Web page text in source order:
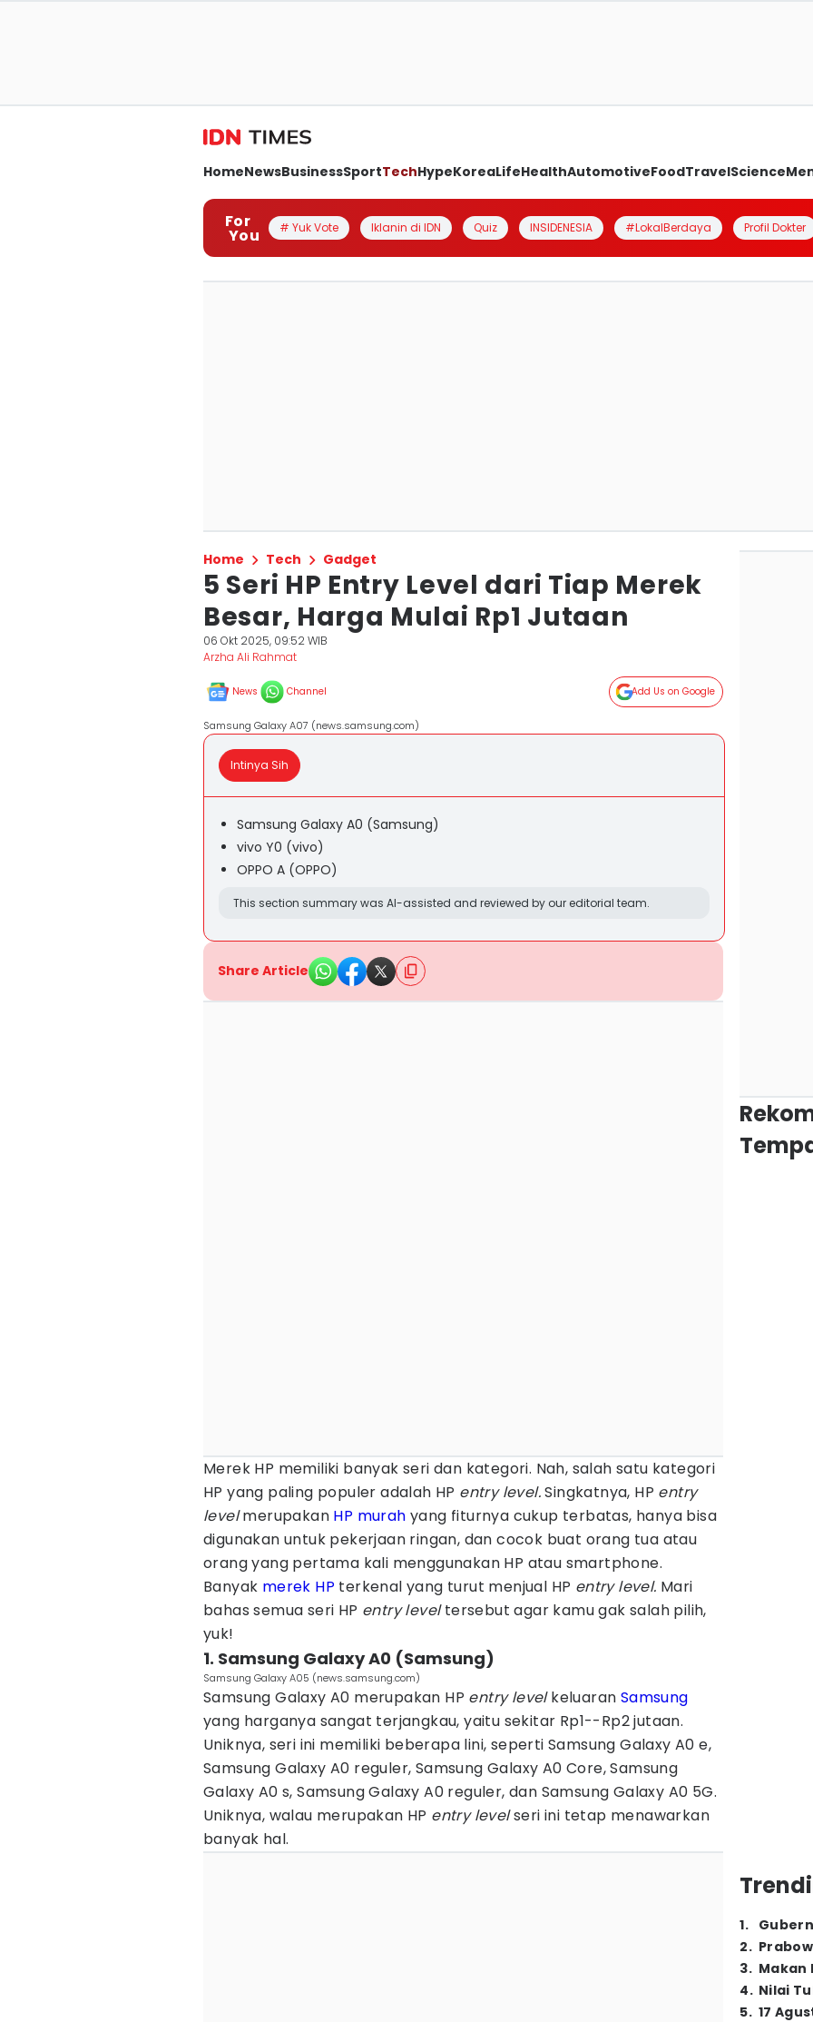
HomeNewsBusinessSportTechHypeKoreaLifeHealthAutomotiveFoodTravelScience
For
You # Yuk Vote Iklanin di IDN Quiz INSIDENESIA #LokalBerdaya Profil Dokter
Home Tech Gadget
5 Seri HP Entry Level dari Tiap Merek
Besar, Harga Mulai Rp1 Jutaan
06 Okt 2025, 09:52 WIB
Arzha Ali Rahmat
News Channel Add Us on Google
Samsung Galaxy A07 (news.samsung.com)
Intinya Sih
Samsung Galaxy A0 (Samsung)
vivo Y0 (vivo)
OPPO A (OPPO)
This section summary was AI-assisted and reviewed by our editorial team.
Share Article
Merek HP memiliki banyak seri dan kategori. Nah, salah satu kategori
HP yang paling populer adalah HP entry level.Singkatnya, HP entry
levelmerupakan HP murah yang fiturnya cukup terbatas, hanya bisa
digunakan untuk pekerjaan ringan, dan cocok buat orang tua atau
orang yang pertama kali menggunakan HP atau smartphone.
Banyak merek HP terkenal yang turut menjual HP entry level. Mari
bahas semua seri HP entry leveltersebut agar kamu gak salah pilih,
yuk!
1. Samsung Galaxy A0 (Samsung)
Samsung Galaxy A05 (news.samsung.com)
Samsung Galaxy A0 merupakan HP entry levelkeluaran Samsung
yang harganya sangat terjangkau, yaitu sekitar Rp1--Rp2 jutaan.
Uniknya, seri ini memiliki beberapa lini, seperti Samsung Galaxy A0 e,
Samsung Galaxy A0 reguler, Samsung Galaxy A0 Core, Samsung
Galaxy A0 s, Samsung Galaxy A0 reguler, dan Samsung Galaxy A0 5G.
Uniknya, walau merupakan HP entry levelseri ini tetap menawarkan
banyak hal.
1.
2.
3. Makan
4. Nilai
5. 17